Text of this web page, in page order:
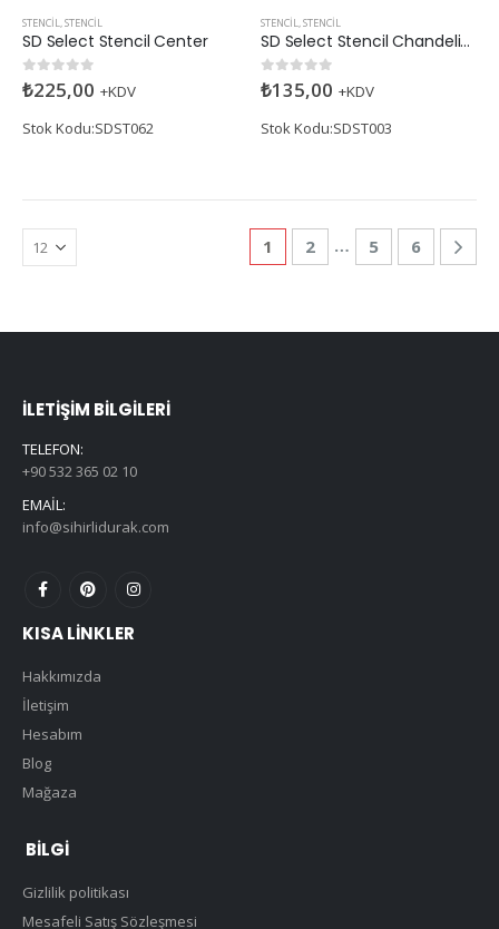
STENCIL,STENCIL
SD Select Stencil Center
05 üzerinden
₺225,00 +KDV
Stok Kodu:SDST062
STENCIL,STENCIL
SD Select Stencil Chandelier Drop
05 üzerinden
₺135,00 +KDV
Stok Kodu:SDST003
1 2 … 5 6
İLETIŞIM BILGILERI
TELEFON:
+90 532 365 02 10
EMAIL:
info@sihirlidurak.com
KISA LINKLER
Hakkımızda
İletişim
Hesabım
Blog
Mağaza
BILGI
Gizlilik politikası
Mesafeli Satış Sözleşmesi